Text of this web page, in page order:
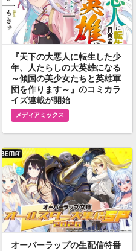
『天下の大悪人に転生した少
年、人たらしの大英雄になる
～傾国の美少女たちと英雄軍
団を作ります～』のコミカラ
イズ連載が開始
メディアミックス
オーバーラップの生配信特番